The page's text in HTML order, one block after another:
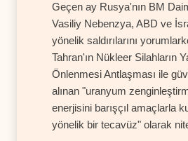
Geçen ay Rusya'nın BM
Vasiliy Nebenzya, ABD ve
yönelik saldırılarını
Tahran'ın Nükleer Silahların
Önlenmesi Antlaşması ile
alınan "uranyum
enerjisini barışçıl amaçlarla
yönelik bir tecavüz" olarak